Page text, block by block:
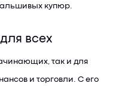
купюр.
всех
так и для
и торговли. С его